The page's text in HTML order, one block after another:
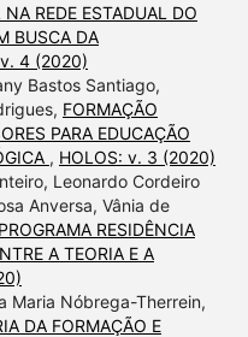
REDE ESTADUAL DO
BUSCA DA
4 (2020)
Bastos Santiago,
FORMAÇÃO
PARA EDUCAÇÃO
, HOLOS: v. 3 (2020)
Leonardo Cordeiro
Anversa, Vânia de
RESIDÊNCIA
A TEORIA E A
Maria Nóbrega-Therrein,
DA FORMAÇÃO E